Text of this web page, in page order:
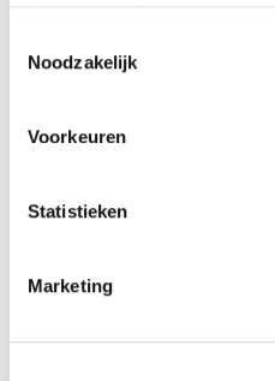
Noodzakelijk
Voorkeuren
Statistieken
Marketing
Radium, een onbekend
toverachtige blauwe gloed
maatschappelijke verbeelding.
speelde de modeindustrie graag
rest van de commerciële wereld.